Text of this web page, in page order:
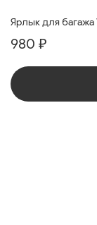
Ярлык для багажа
980 ₽